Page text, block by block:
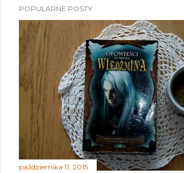
POPULARNE POSTY
października 11, 2015